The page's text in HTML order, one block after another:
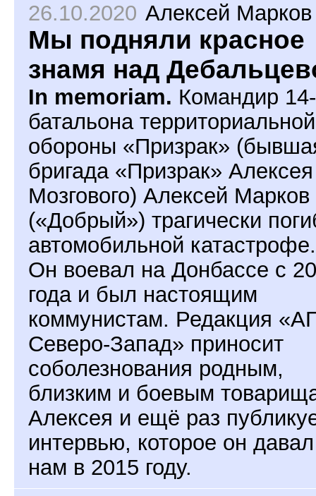
26.10.2020 Алексей Марков
Мы подняли красное
знамя над
In memoriam. Командир
батальона территориальной
обороны «Призрак»
бригада «Призрак» Алексея
Мозгового) Алексей Марков
(«Добрый») трагически
автомобильной катастрофе.
Он воевал на Донбассе с
года и был настоящим
коммунистам. Редакция
Северо-Запад» приносит
соболезнования родным,
близким и боевым
Алексея и ещё раз
интервью, которое он давал
нам в 2015 году.